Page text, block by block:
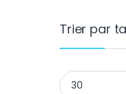
Trier par
Prix min
Prix max